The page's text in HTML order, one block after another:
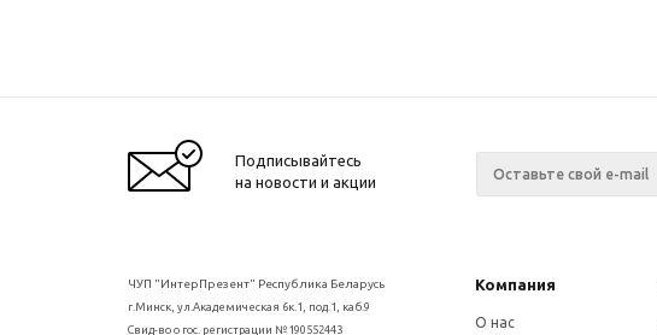
Подписывайтесь
на новости и акции
ЧУП "ИнтерПрезент" Республика Беларусь
г.Минск, ул.Академическая 6к.1, под.1, каб.9
Свид-во о гос. регистрации №190552443
Компания
О нас